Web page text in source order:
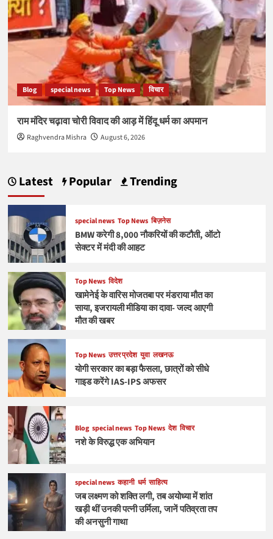
Blog special news Top News विचार
राम मंदिर चढ़ावा चोरी विवाद की आड़ में हिंदू धर्म का अपमान
Raghvendra Mishra August 6, 2026
Latest Popular Trending
special news Top News बिज़नेस
BMW करेगी 8,000 नौकरियों की कटौती, ऑटो
सेक्टर में मंदी की आहट
Top News विदेश
खामेनेई के वारिस मोजतबा पर मंडराया मौत का
साया, इजरायली मीडिया का दावा- जल्द आएगी
मौत की खबर
Top News उत्तर प्रदेश युवा लखनऊ
योगी सरकार का बड़ा फैसला, छात्रों को सीधे
गाइड करेंगे IAS-IPS अफसर
Blog special news Top News देश विचार
नशे के विरुद्ध एक अभियान
special news कहानी धर्म साहित्य
जब लक्ष्मण को शक्ति लगी, तब अयोध्या में शांत
खड़ी थीं उनकी पत्नी उर्मिला, जानें पतिव्रता तप
की अनसुनी गाथा